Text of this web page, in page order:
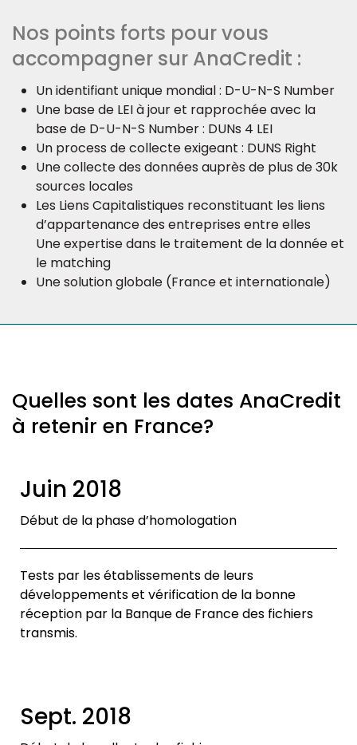
Nos points forts pour vous
accompagner sur AnaCredit :
Un identifiant unique mondial : D-U-N-S Number
Une base de LEI à jour et rapprochée avec la
base de D-U-N-S Number : DUNs 4 LEI
Un process de collecte exigeant : DUNS Right
Une collecte des données auprès de plus de 30k
sources locales
Les Liens Capitalistiques reconstituant les liens
d’appartenance des entreprises entre elles
Une expertise dans le traitement de la donnée et
le matching
Une solution globale (France et internationale)
Quelles sont les dates AnaCredit
à retenir en France?
Juin 2018
Début de la phase d’homologation
Tests par les établissements de leurs
développements et vérification de la bonne
réception par la Banque de France des fichiers
transmis.
Sept. 2018